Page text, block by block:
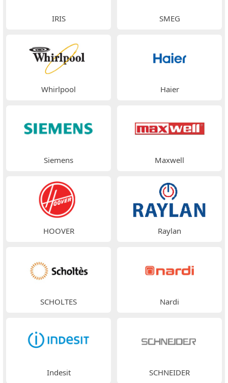
IRIS SMEG
Whirlpool Haier
Siemens Maxwell
HOOVER Raylan
SCHOLTES Nardi
Indesit SCHNEIDER